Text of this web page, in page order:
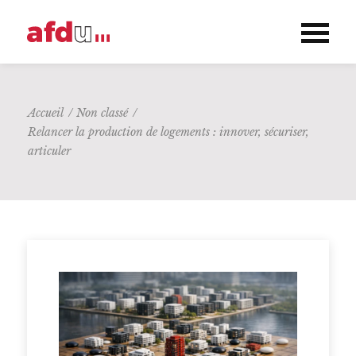
Accueil / Non classé /
Relancer la production de logements : innover, sécuriser,
articuler